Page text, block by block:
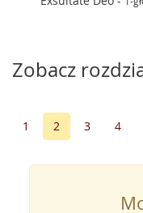
Zobacz
1 2 3 4